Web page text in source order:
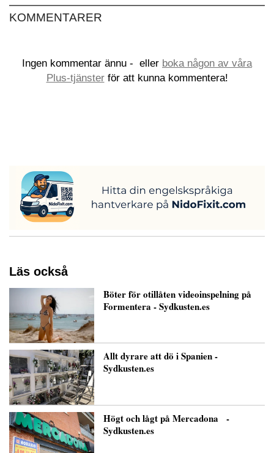
KOMMENTARER
Ingen kommentar ännu - eller boka någon av våra
Plus-tjänsterför att kunna kommentera!